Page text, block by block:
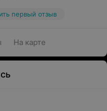
первый отзыв
На карте